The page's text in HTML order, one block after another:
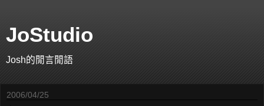
JoStudio
Josh的閒言閒語
2006/04/25